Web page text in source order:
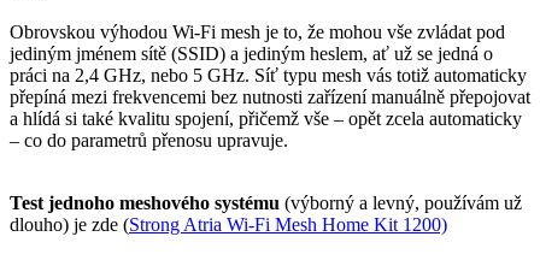
Obrovskou výhodou Wi-Fi mesh je to, že mohou vše zvládat pod
jediným jménem sítě (SSID) a jediným heslem, ať už se jedná o
práci na 2,4 GHz, nebo 5 GHz. Síť typu mesh vás totiž automaticky
přepíná mezi frekvencemi bez nutnosti zařízení manuálně přepojovat
a hlídá si také kvalitu spojení, přičemž vše – opět zcela automaticky
– co do parametrů přenosu upravuje.
Test jednoho meshového systému (výborný a levný, používám už
dlouho) je zde (Strong Atria Wi-Fi Mesh Home Kit 1200)